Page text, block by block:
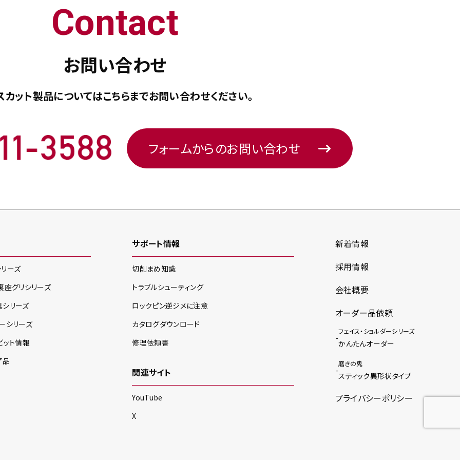
Contact
お問い合わせ
カット製品についてはこちらまでお問い合わせください。
フォームからのお問い合わせ
ーズ
座グリシリーズ
シリーズ
シリーズ
ット情報
品
サポート情報
切削まめ知識
トラブルシューティング
ロックピン逆ジメに注意
カタログダウンロード
修理依頼書
関連サイト
YouTube
X
新着情報
採用情報
会社概要
オーダー品依頼
フェイス・ショルダーシリーズ
かんたんオーダー
磨きの鬼
スティック異形状タイプ
プライバシーポリシー